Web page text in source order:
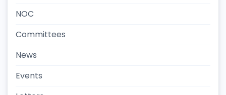
NOC
Committees
News
Events